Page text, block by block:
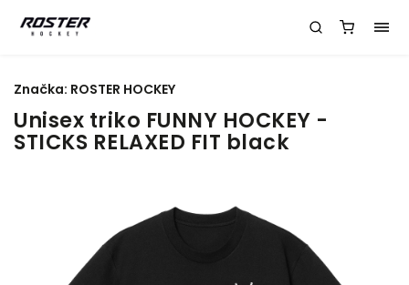
Unisex triko FUNNY HOCKEY -
STICKS RELAXED FIT black
Značka: ROSTER HOCKEY